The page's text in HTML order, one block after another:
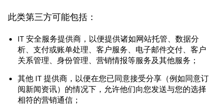
此类第三方可能包括：
IT 安全服务提供商，以便提供诸如网站托管、数据分
析、支付或账单处理、客户服务、电子邮件交付、客户
关系管理、身份管理、营销情报等服务及其他服务；
其他 IT 提供商，以便在您已同意接受分享（例如同意订
阅新闻资讯）的情况下，允许他们向您发送与您的选择
相符的营销通信；